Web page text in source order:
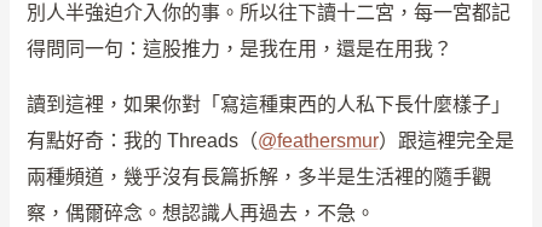
別人半強迫介入你的事。所以往下讀十二宮，每一宮都記
得問同一句：這股推力，是我在用，還是在用我？
讀到這裡，如果你對「寫這種東西的人私下長什麼樣子」
有點好奇：我的 Threads（@feathersmur）跟這裡完全是
兩種頻道，幾乎沒有長篇拆解，多半是生活裡的隨手觀
察，偶爾碎念。想認識人再過去，不急。